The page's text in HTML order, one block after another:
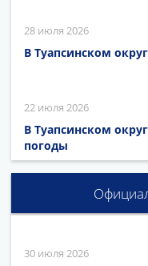
28 июля 2026
В Туапсинском
22 июля 2026
В Туапсинском
погоды
30 июля 2026